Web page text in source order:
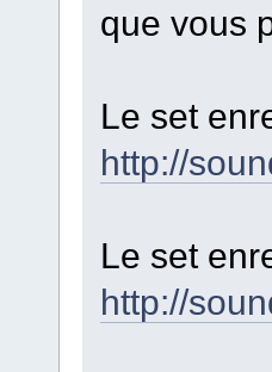
que vous
Le set
http://
Le set
http://